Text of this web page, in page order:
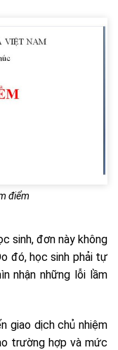
điểm
sinh, đơn này không
đó, học sinh phải tự
nhận những lỗi lầm
giao dịch chủ nhiệm
trường hợp và mức